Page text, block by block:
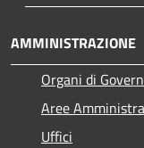
AMMINISTRAZIONE
Organi di
Aree
Uffici